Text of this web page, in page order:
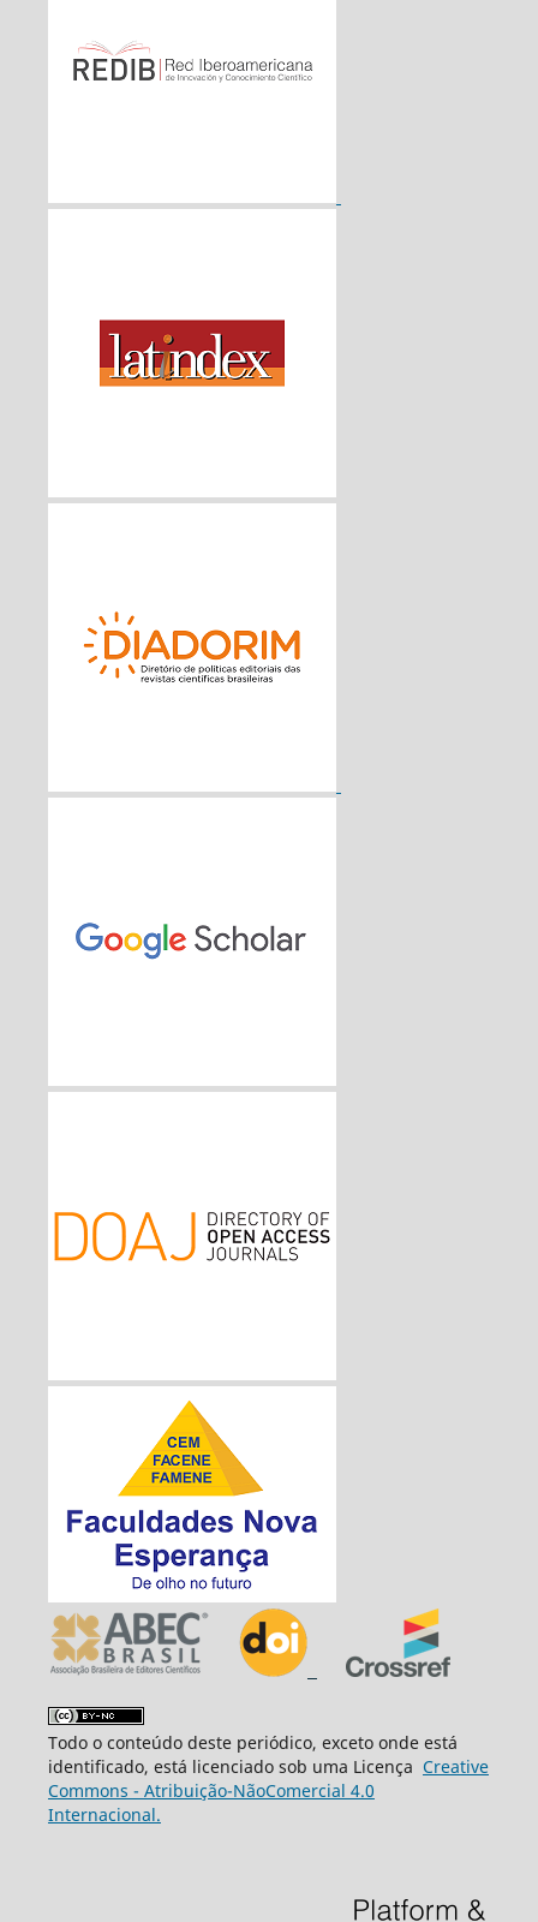
Todo o conteúdo deste periódico, exceto onde está
identificado, está licenciado sob uma Licença Creative
Commons - Atribuição-NãoComercial 4.0
Internacional.